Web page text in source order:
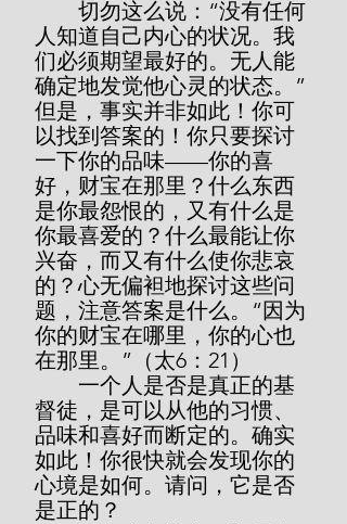
人知道自己内心的状况。我
们必须期望最好的。无人能
确定地发觉他心灵的状态。”
但是，事实并非如此！你可
以找到答案的！你只要探讨
一下你的品味——你的喜
好，财宝在那里？什么东西
是你最怨恨的，又有什么是
你最喜爱的？什么最能让你
兴奋，而又有什么使你悲哀
的？心无偏袒地探讨这些问
题，注意答案是什么。“因为
你的财宝在哪里，你的心也
在那里。”（太6：21）
督徒，是可以从他的习惯、
品味和喜好而断定的。确实
如此！你很快就会发现你的
心境是如何。请问，它是否
是正的？